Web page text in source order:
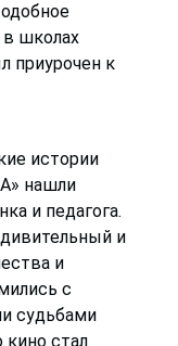
школах
приурочен к
истории
нашли
и педагога.
и
и
с
судьбами
стал